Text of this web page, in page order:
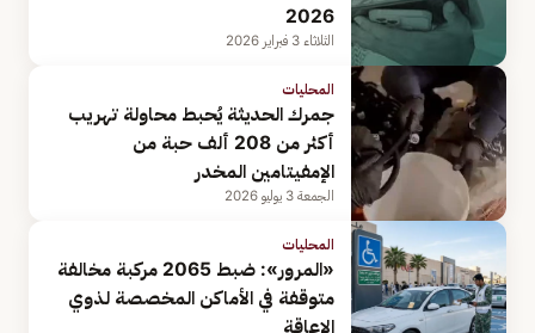
2026
الثلاثاء 3 فبراير 2026
المحليات
جمرك الحديثة يُحبط محاولة تهريب
أكثر من 208 ألف حبة من
الإمفيتامين المخدر
الجمعة 3 يوليو 2026
المحليات
«المرور»: ضبط 2065 مركبة مخالفة
متوقفة في الأماكن المخصصة لذوي
الإعاقة